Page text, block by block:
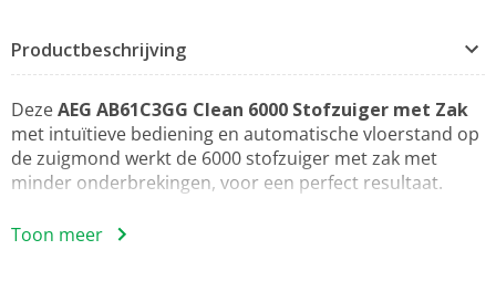
Productbeschrijving
DezeAEG AB61C3GG Clean 6000 Stofzuiger met Zak
met intuïtieve bediening en automatische vloerstand op
de zuigmond werkt de 6000 stofzuiger met zak met
minder onderbrekingen, voor een perfect resultaat.
Krachtige prestaties & zichtbare resultaten
Het design van de Dust Magnet Silent zuigmond
Toon meer